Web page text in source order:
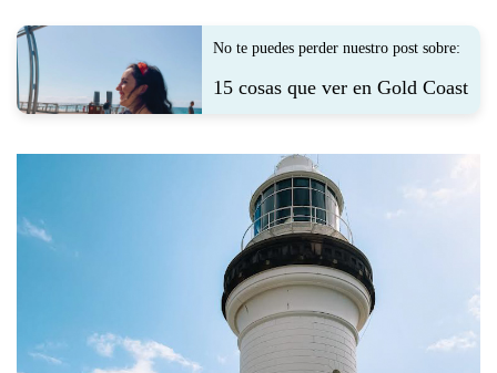
No te puedes perder nuestro post sobre:
15 cosas que ver en Gold Coast